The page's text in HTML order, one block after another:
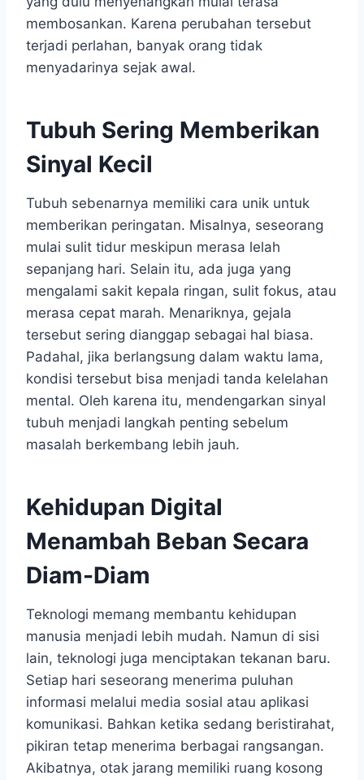
membosankan. Karena perubahan tersebut
terjadi perlahan, banyak orang tidak
menyadarinya sejak awal.
Tubuh Sering Memberikan
Sinyal Kecil
Tubuh sebenarnya memiliki cara unik untuk
memberikan peringatan. Misalnya, seseorang
mulai sulit tidur meskipun merasa lelah
sepanjang hari. Selain itu, ada juga yang
mengalami sakit kepala ringan, sulit fokus, atau
merasa cepat marah. Menariknya, gejala
tersebut sering dianggap sebagai hal biasa.
Padahal, jika berlangsung dalam waktu lama,
kondisi tersebut bisa menjadi tanda kelelahan
mental. Oleh karena itu, mendengarkan sinyal
tubuh menjadi langkah penting sebelum
masalah berkembang lebih jauh.
Kehidupan Digital
Menambah Beban Secara
Diam-Diam
Teknologi memang membantu kehidupan
manusia menjadi lebih mudah. Namun di sisi
lain, teknologi juga menciptakan tekanan baru.
Setiap hari seseorang menerima puluhan
informasi melalui media sosial atau aplikasi
komunikasi. Bahkan ketika sedang beristirahat,
pikiran tetap menerima berbagai rangsangan.
Akibatnya, otak jarang memiliki ruang kosong